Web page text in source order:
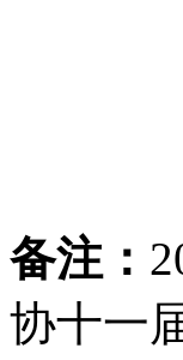
备注：
协十一